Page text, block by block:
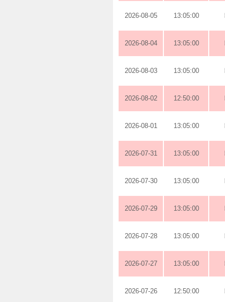
2026-08-05 13:05:00
2026-08-04 13:05:00
2026-08-03 13:05:00
2026-08-02 12:50:00
2026-08-01 13:05:00
2026-07-31 13:05:00
2026-07-30 13:05:00
2026-07-29 13:05:00
2026-07-28 13:05:00
2026-07-27 13:05:00
2026-07-26 12:50:00